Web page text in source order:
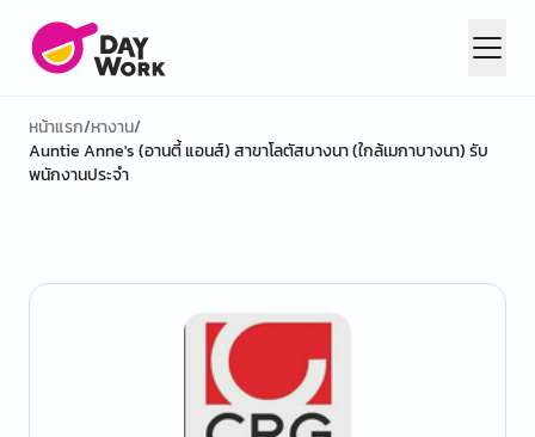
หน้าแรก/หางาน/
Auntie Anne's (อานตี้ แอนส์) สาขาโลตัสบางนา (ใกล้เมกาบางนา) รับ
พนักงานประจำ